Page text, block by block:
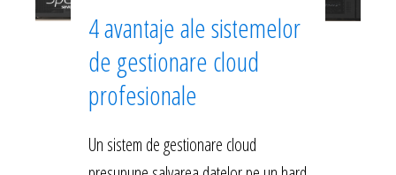
4 avantaje ale sistemelor
de gestionare cloud
profesionale
Un sistem de gestionare cloud